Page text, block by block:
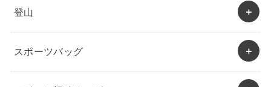
登山
スポーツバッグ